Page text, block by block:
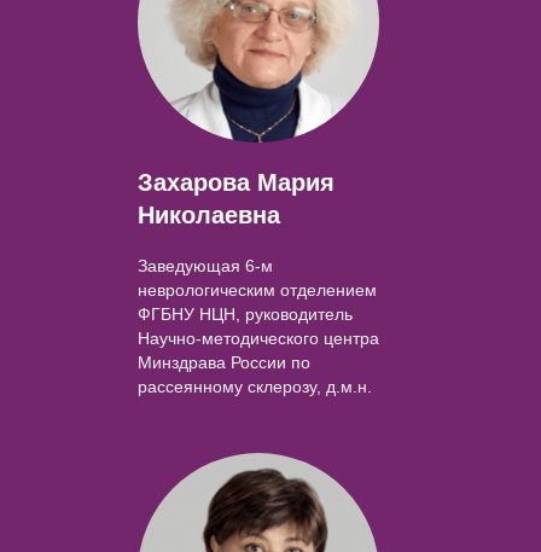
Захарова Мария
Николаевна
Заведующая 6-м
неврологическим отделением
ФГБНУ НЦН, руководитель
Научно-методического центра
Минздрава России по
рассеянному склерозу, д.м.н.